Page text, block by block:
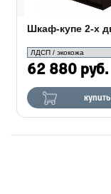
62 880 руб.
купить